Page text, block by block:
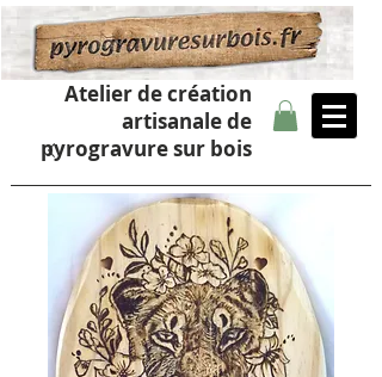
Atelier de création
artisanale de
pyrogravure sur bois